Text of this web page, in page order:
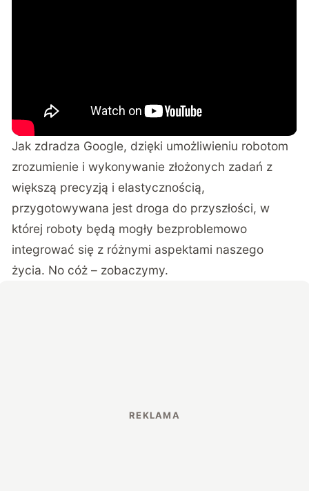
Jak zdradza Google, dzięki umożliwieniu robotom
zrozumienie i wykonywanie złożonych zadań z
większą precyzją i elastycznością,
przygotowywana jest droga do przyszłości, w
której roboty będą mogły bezproblemowo
integrować się z różnymi aspektami naszego
życia. No cóż – zobaczymy.